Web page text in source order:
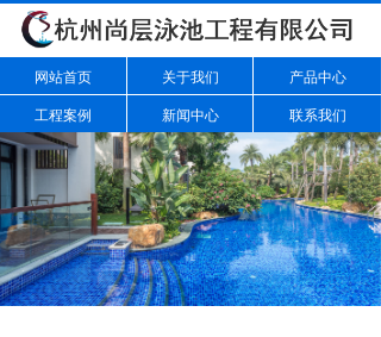
网站首页 关于我们
产品中心
工程案例
新闻中心 联系我们